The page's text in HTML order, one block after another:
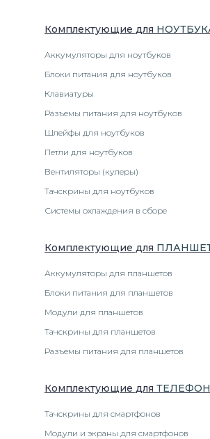
Комплектующие для НОУТБУК
Аккумуляторы для ноутбуков
Блоки питания для ноутбуков
Клавиатуры
Разъемы питания для ноутбуков
Шлейфы для ноутбуков
Петли для ноутбуков
Вентиляторы (кулеры)
Тачскрины для ноутбуков
Системы охлаждения в сборе
Комплектующие для
Аккумуляторы для планшетов
Блоки питания для планшетов
Модули для планшетов
Тачскрины для планшетов
Разъемы питания для планшетов
Комплектующие для ТЕЛЕФОН
Тачскрины для смартфонов
Модули и экраны для смартфонов